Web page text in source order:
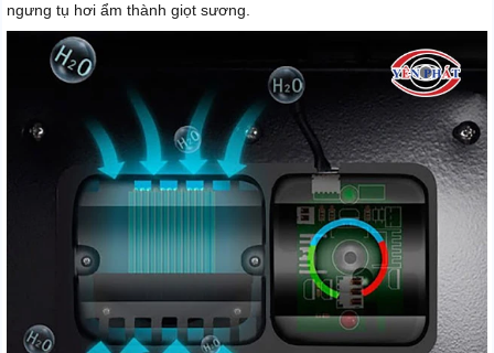
ngưng tụ hơi ẩm thành giọt sương.